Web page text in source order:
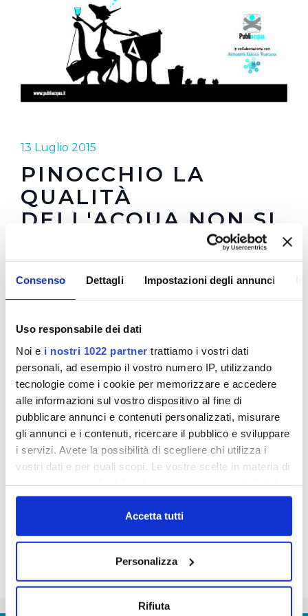
Consenso Dettagli Impostazioni degli annunci
Uso responsabile dei dati
Noi e i nostri 1022 partner trattiamo i vostri dati
personali, ad esempio il vostro numero IP, utilizzando
tecnologie come i cookie per memorizzare e accedere
alle informazioni sul vostro dispositivo al fine di
pubblicare annunci e contenuti personalizzati, misurare
gli annunci e i contenuti, ricercare il pubblico e sviluppare
i servizi. Avete la possibilità di scegliere chi utilizza i
vostri dati e per quali scopi. Le vostre scelte in materia di
in cui avete effettuato le vostre scelte. È possibile
modificare o revocare il proprio consenso in qualsiasi
momento dalla Dichiarazione sui cookie o facendo clic
Con il tuo consenso, vorremmo anche:
raccogliere informazioni sulla tua posizione
Accetta tutti
Personalizza
Rifiuta
13 Luglio 2015
PINOCCHIO LA
QUALITÀ
DELL'ACQUA NON SI
Due le situazioni scelte dall'autore Giovanni
del PInocchio del grande Leo Mattioli con i temi di
che cerca di inventare la qualità dell'acqua; 2) la
seconda invece vede un Pinocchio malato che per
rifiutare la medicina si inventa la "bugia" dell'acqua
cattiva. Le voci negli spot audio sono come
sempre dei bravissimi Alessandro Paci, Kagliostro
e Monica Bauco.